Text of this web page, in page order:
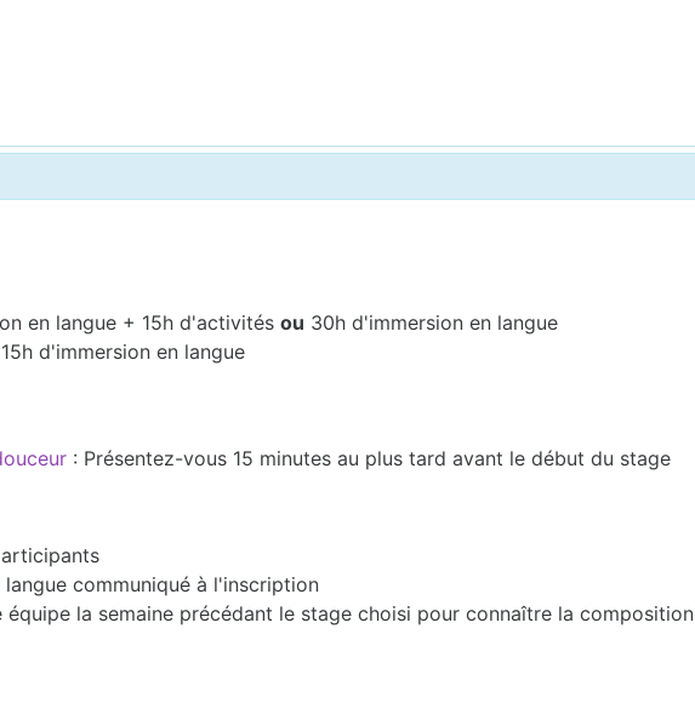
en langue + 15h d'activitésou 30h d'immersion en langue
d'immersion en langue
: Présentez-vous 15 minutes au plus tard avant le début du stage
langue communiqué à l'inscription
la semaine précédant le stage choisi pour connaître la composition